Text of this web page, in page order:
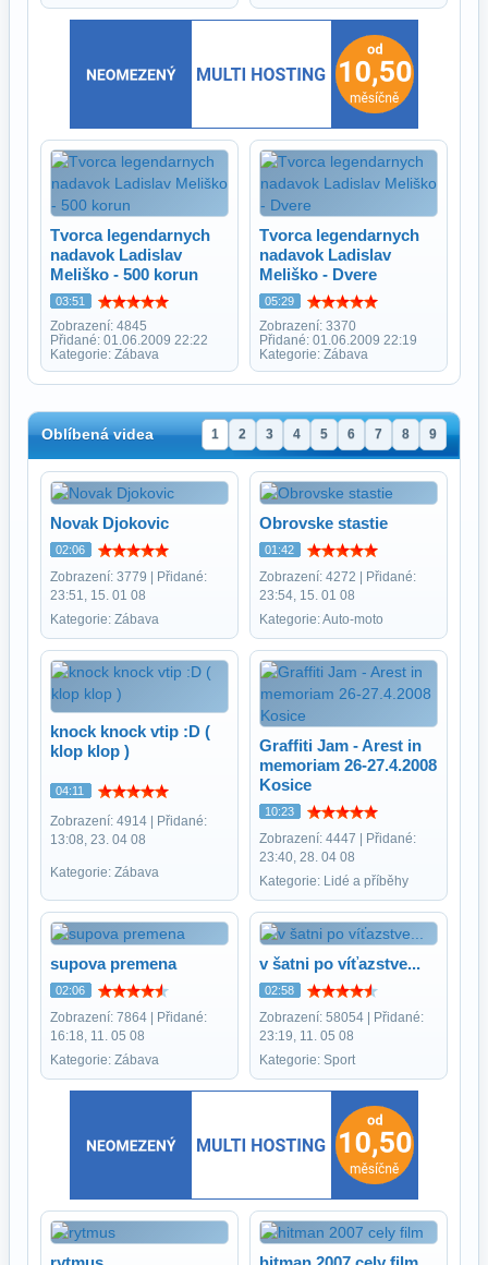
Tvorca legendarnych
nadavok Ladislav
Meliško - 500 korun
03:51
Zobrazení: 4845
Přidané: 01.06.2009 22:22
Kategorie: Zábava
Tvorca legendarnych
nadavok Ladislav
Meliško - Dvere
05:29
Zobrazení: 3370
Přidané: 01.06.2009 22:19
Kategorie: Zábava
Oblíbená videa 1 2 3 4 5 6 7 8 9
Novak Djokovic
02:06
Zobrazení: 3779 | Přidané:
23:51, 15. 01 08
Kategorie: Zábava
Obrovske stastie
01:42
Zobrazení: 4272 | Přidané:
23:54, 15. 01 08
Kategorie: Auto-moto
knock knock vtip :D (
klop klop )
04:11
Zobrazení: 4914 | Přidané:
13:08, 23. 04 08
Kategorie: Zábava
Graffiti Jam - Arest in
memoriam 26-27.4.2008
Kosice
10:23
Zobrazení: 4447 | Přidané:
23:40, 28. 04 08
Kategorie: Lidé a příběhy
supova premena
02:06
Zobrazení: 7864 | Přidané:
16:18, 11. 05 08
Kategorie: Zábava
v šatni po víťazstve...
02:58
Zobrazení: 58054 | Přidané:
23:19, 11. 05 08
Kategorie: Sport